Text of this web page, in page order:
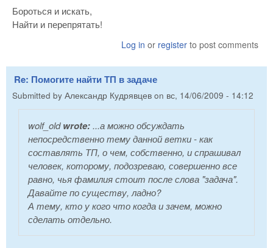
Бороться и искать,
Найти и перепрятать!
Log in or register to post comments
Re: Помогите найти ТП в задаче
Submitted by Александр Кудрявцев on вс, 14/06/2009 - 14:12
wolf_oldwrote: ...а можно обсуждать
непосредственно тему данной ветки - как
составлять ТП, о чем, собственно, и спрашивал
человек, которому, подозреваю, совершенно все
равно, чья фамилия стоит после слова "задача".
Давайте по существу, ладно?
А тему, кто у кого что когда и зачем, можно
сделать отдельно.